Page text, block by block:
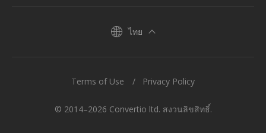
ไทย
© 2014–2026 Convertio ltd. สงวนลิขสิทธิ์.
Terms of Use Privacy Policy